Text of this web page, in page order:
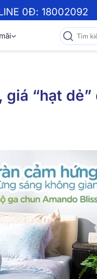
0Đ: 18002092
“hạt dẻ”